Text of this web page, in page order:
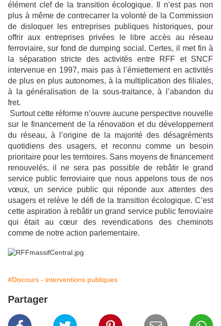
élément clef de la transition écologique. Il n’est pas non
plus à même de contrecarrer la volonté de la Commission
de disloquer les entreprises publiques historiques, pour
offrir aux entreprises privées le libre accès au réseau
ferroviaire, sur fond de dumping social. Certes, il met fin à
la séparation stricte des activités entre RFF et SNCF
intervenue en 1997, mais pas à l’émiettement en activités
de plus en plus autonomes, à la multiplication des filiales,
à la généralisation de la sous-traitance, à l’abandon du
fret.
Surtout cette réforme n’ouvre aucune perspective nouvelle
sur le financement de la rénovation et du développement
du réseau, à l’origine de la majorité des désagréments
quotidiens des usagers, et reconnu comme un besoin
prioritaire pour les territoires. Sans moyens de financement
renouvelés, il ne sera pas possible de rebâtir le grand
service public ferroviaire que nous appelons tous de nos
vœux, un service public qui réponde aux attentes des
usagers et relève le défi de la transition écologique. C’est
cette aspiration à rebâtir un grand service public ferroviaire
qui était au cœur des revendications des cheminots
comme de notre action parlementaire.
#Discours - interventions publiques
Partager